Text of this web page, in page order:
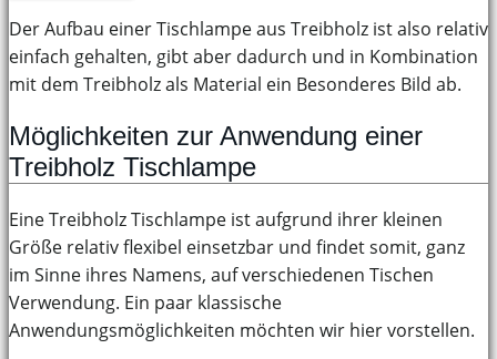
Der Aufbau einer Tischlampe aus Treibholz ist also relativ
einfach gehalten, gibt aber dadurch und in Kombination
mit dem Treibholz als Material ein Besonderes Bild ab.
Möglichkeiten zur Anwendung einer
Treibholz Tischlampe
Eine Treibholz Tischlampe ist aufgrund ihrer kleinen
Größe relativ flexibel einsetzbar und findet somit, ganz
im Sinne ihres Namens, auf verschiedenen Tischen
Verwendung. Ein paar klassische
Anwendungsmöglichkeiten möchten wir hier vorstellen.